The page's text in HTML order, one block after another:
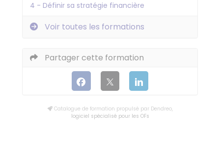
4 - Définir sa stratégie financière
Voir toutes les formations
Partager cette formation
Catalogue de formation propulsé par Dendreo,
logiciel spécialisé pour les OFs